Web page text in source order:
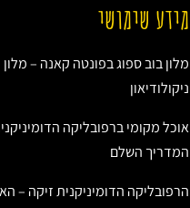
מידע שימושי
מלון בוב ספוג בפונטה קאנה – מלון
ניקולודיאון
אוכל מקומי ברפובליקה
המדריך השלם
הרפובליקה הדומיניקנית זיקה –